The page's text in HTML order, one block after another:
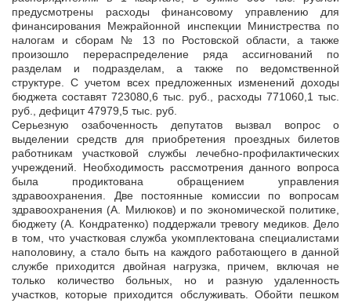
предусмотрены расходы финансовому управлению для
финансирования Межрайонной инспекции Министрества по
налогам и сборам № 13 по Ростовской области, а также
произошло перераспределение ряда ассигнований по
разделам и подразделам, а также по ведомственной
структуре. С учетом всех предложенных изменений доходы
бюджета составят 723080,6 тыс. руб., расходы 771060,1 тыс.
руб., дефицит 47979,5 тыс. руб.
Серьезную озабоченность депутатов вызвал вопрос о
выделении средств для приобретения проездных билетов
работникам участковой службы лечебно-профилактических
учреждений. Необходимость рассмотрения данного вопроса
была продиктована обращением управления
здравоохранения. Две постоянные комиссии по вопросам
здравоохранения (А. Милюков) и по экономической политике,
бюджету (А. Кондратенко) поддержали тревогу медиков. Дело
в том, что участковая служба укомплектована специалистами
наполовину, а стало быть на каждого работающего в данной
службе приходится двойная нагрузка, причем, включая не
только количество больных, но и разную удаленность
участков, которые приходится обслуживать. Обойти пешком